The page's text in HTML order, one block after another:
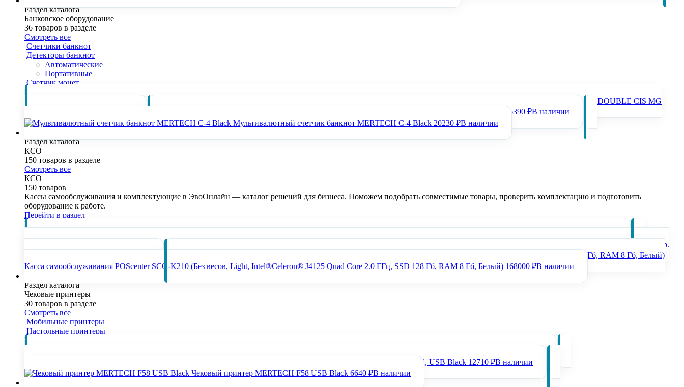
Раздел каталога
Банковское оборудование
36 товаров в разделе
Смотреть все
Счетчики банкнот
Детекторы банкнот
Автоматические
Портативные
Счетчик монет
Счетчик банкнот с детектором подлинности MERTECH C-120 DOUBLE CIS MG
6390 ₽В наличии
Мультивалютный счетчик банкнот MERTECH C-4 Black 20230 ₽В наличии
Раздел каталога
КСО
150 товаров в разделе
Смотреть все
КСО
150 товаров
Кассы самообслуживания и комплектующие в ЭвоОнлайн — каталог решений для бизнеса. Поможем подобрать совместимые товары, проверить комплектацию и подготовить
оборудование к работе.
Перейти в раздел
Популярные товары
Касса самообслуживания АТОЛ КСО 3210 чёрная (21,5", N100, SSD, 8/128GB), без Wi-Fi, без ОС, Mindeo, Ind., 2хРозетка, Кр.
Касса самообслуживания POScenter SCO-K210 (Без весов, Light, Intel®Celeron® J4125 Quad Core 2.0 ГГц, SSD 128 Гб, RAM 8 Гб, Белый) 168000 ₽В наличии
Раздел каталога
Чековые принтеры
30 товаров в разделе
Смотреть все
Мобильные принтеры
Настольные принтеры
Популярные товары раздела
Чековый принтер MERTECH Q80 Ethernet, RS232, USB Black 12710 ₽В наличии
Чековый принтер MERTECH F58 USB Black 6640 ₽В наличии